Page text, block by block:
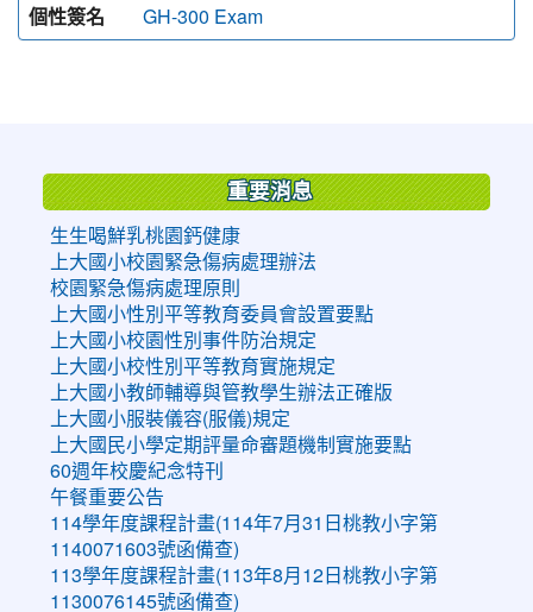
個性簽名 GH-300 Exam
重要消息
生生喝鮮乳桃園鈣健康
上大國小校園緊急傷病處理辦法
校園緊急傷病處理原則
上大國小性別平等教育委員會設置要點
上大國小校園性別事件防治規定
上大國小校性別平等教育實施規定
上大國小教師輔導與管教學生辦法正確版
上大國小服裝儀容(服儀)規定
上大國民小學定期評量命審題機制實施要點
60週年校慶紀念特刊
午餐重要公告
114學年度課程計畫(114年7月31日桃教小字第
1140071603號函備查)
113學年度課程計畫(113年8月12日桃教小字第
1130076145號函備查)